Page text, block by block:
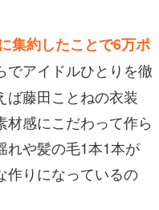
集約したことで6万ポ
でアイドルひとりを徹
ば藤田ことねの衣装
材感にこだわって作ら
れや髪の毛1本1本が
作りになっているの